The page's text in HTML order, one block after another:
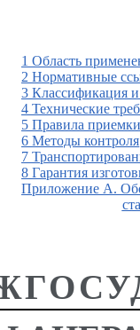
1 Область
2 Нормативные
3 Классификация
4 Технические
5 Правила приемки
6 Методы контроля
7
8 Гарантия
Приложение А.